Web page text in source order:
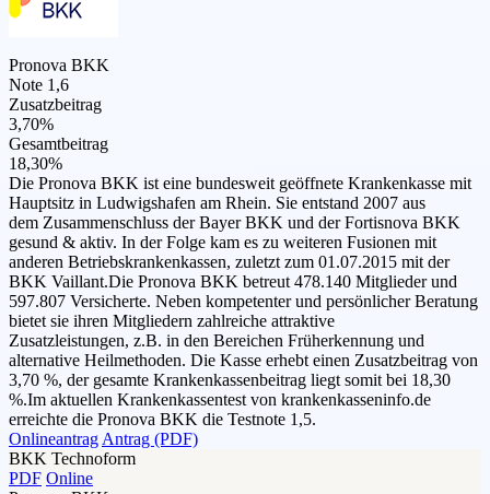
Pronova BKK
Note 1,6
Zusatzbeitrag
3,70%
Gesamtbeitrag
18,30%
Die Pronova BKK ist eine bundesweit geöffnete Krankenkasse mit
Hauptsitz in Ludwigshafen am Rhein. Sie entstand 2007 aus
dem Zusammenschluss der Bayer BKK und der Fortisnova BKK
gesund & aktiv. In der Folge kam es zu weiteren Fusionen mit
anderen Betriebskrankenkassen, zuletzt zum 01.07.2015 mit der
BKK Vaillant.Die Pronova BKK betreut 478.140 Mitglieder und
597.807 Versicherte. Neben kompetenter und persönlicher Beratung
bietet sie ihren Mitgliedern zahlreiche attraktive
Zusatzleistungen, z.B. in den Bereichen Früherkennung und
alternative Heilmethoden. Die Kasse erhebt einen Zusatzbeitrag von
3,70 %, der gesamte Krankenkassenbeitrag liegt somit bei 18,30
%.Im aktuellen Krankenkassentest von krankenkasseninfo.de
erreichte die Pronova BKK die Testnote 1,5.
Onlineantrag Antrag (PDF)
BKK Technoform
PDF Online